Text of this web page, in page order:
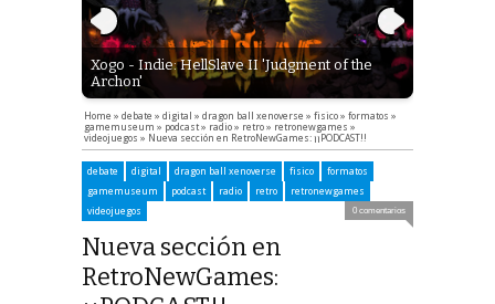
Xogo - Indie: HellSlave II 'Judgment of the
Archon'
Home » debate » digital » dragon ball xenoverse » fisico » formatos »
gamemuseum » podcast » radio » retro » retronewgames »
videojuegos » Nueva sección en RetroNewGames: ¡¡PODCAST!!
debate digital dragon ball xenoverse fisico
formatos
gamemuseum
podcast radio retro
retronewgames
videojuegos
0 comentarios
Nueva sección en
RetroNewGames: